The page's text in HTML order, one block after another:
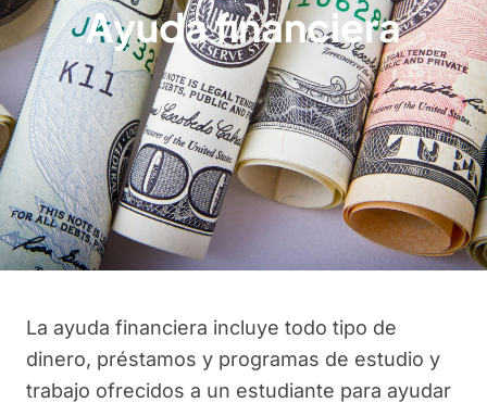
Ayuda financiera
La ayuda financiera incluye todo tipo de
dinero, préstamos y programas de estudio y
trabajo ofrecidos a un estudiante para ayudar